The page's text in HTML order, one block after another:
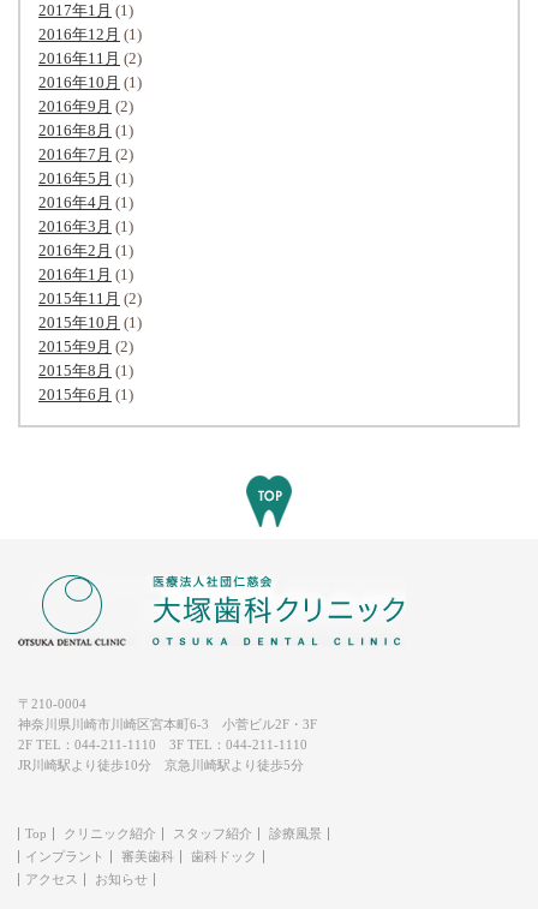
2017年1月 (1)
2016年12月 (1)
2016年11月 (2)
2016年10月 (1)
2016年9月 (2)
2016年8月 (1)
2016年7月 (2)
2016年5月 (1)
2016年4月 (1)
2016年3月 (1)
2016年2月 (1)
2016年1月 (1)
2015年11月 (2)
2015年10月 (1)
2015年9月 (2)
2015年8月 (1)
2015年6月 (1)
〒210-0004
神奈川県川崎市川崎区宮本町6-3 小菅ビル2F・3F
2F TEL： 044-211-1110 3F TEL： 044-211-1110
JR川崎駅より徒歩10分 京急川崎駅より徒歩5分
Top クリニック紹介 スタッフ紹介
診療風景
インプラント
審美歯科
歯科ドック
アクセス
お知らせ